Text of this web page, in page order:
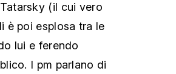
(il cui vero
è poi esplosa tra le
lui e ferendo
I pm parlano di